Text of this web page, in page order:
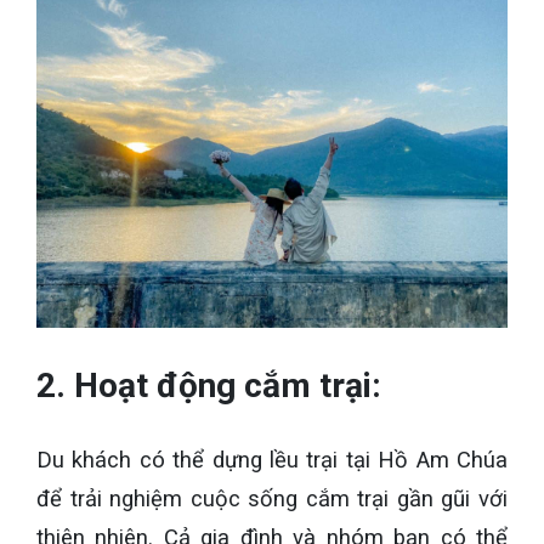
2. Hoạt động cắm trại:
Du khách có thể dựng lều trại tại Hồ Am Chúa
để trải nghiệm cuộc sống cắm trại gần gũi với
thiên nhiên. Cả gia đình và nhóm bạn có thể